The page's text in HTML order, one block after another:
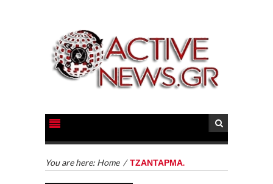
You are here: Home /ΤΖΑΝΤΑΡΜΑ.